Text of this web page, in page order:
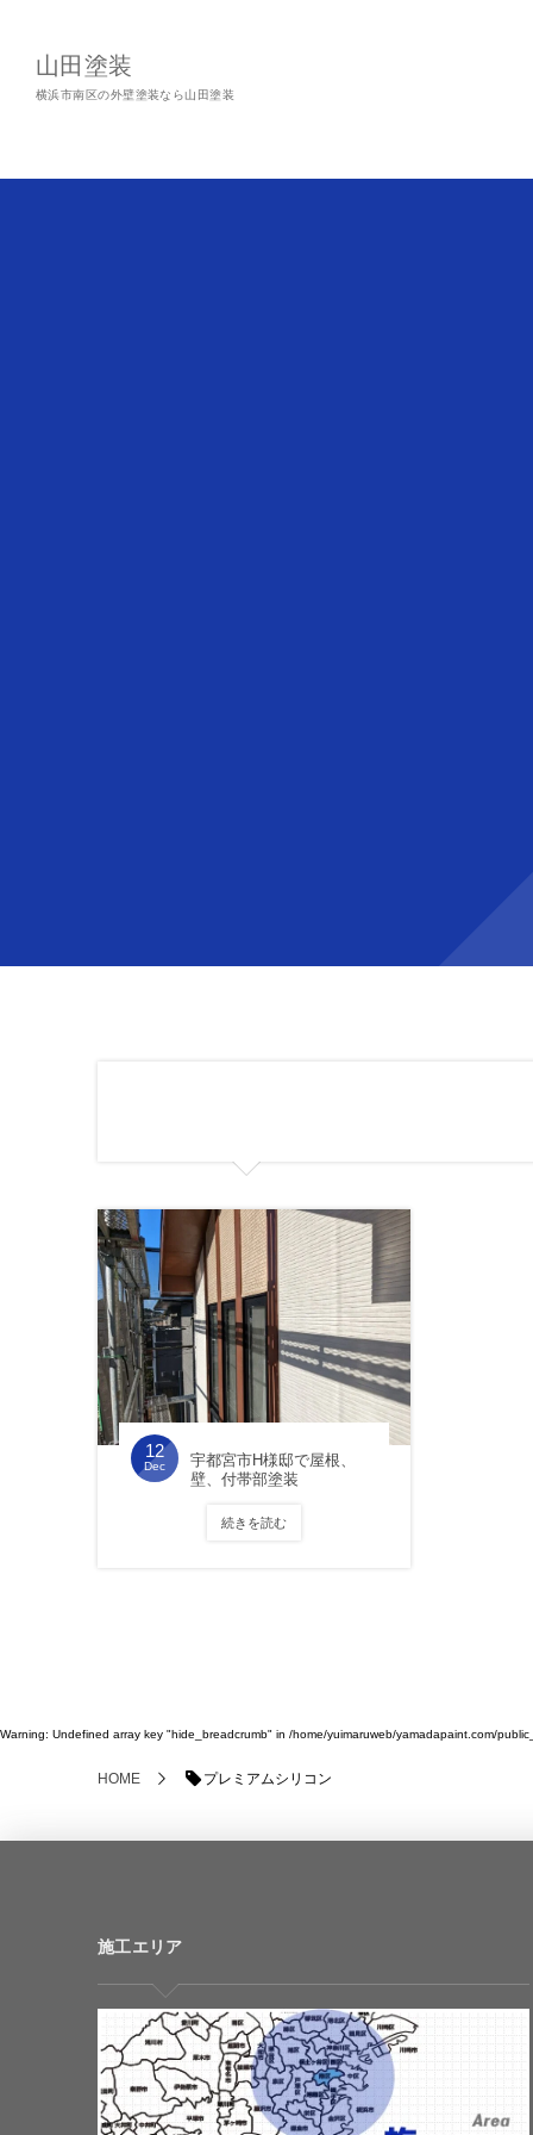
山田塗装
横浜市南区の外壁塗装なら山田塗装
12
Dec
宇都宮市H様邸で屋根、
壁、付帯部塗装
続きを読む
Warning: Undefined array key "hide_breadcrumb" in /home/yuimaruweb/yamadapaint.com/
HOME プレミアムシリコン
施工エリア